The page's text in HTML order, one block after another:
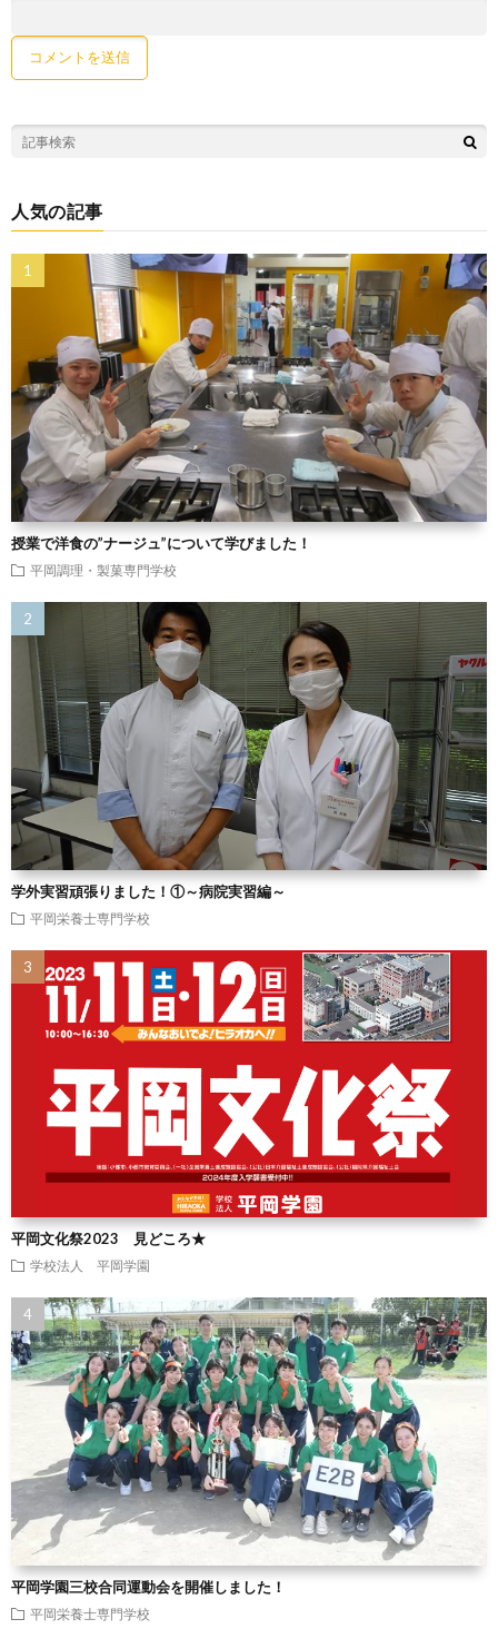
人気の記事
授業で洋食の”ナージュ”について学びました！
平岡調理・製菓専門学校
学外実習頑張りました！①～病院実習編～
平岡栄養士専門学校
平岡文化祭2023 見どころ★
学校法人 平岡学園
平岡学園三校合同運動会を開催しました！
平岡栄養士専門学校